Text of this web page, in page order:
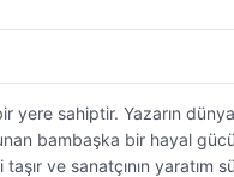
sahiptir. Yazarın
bambaşka bir hayal
ve sanatçının yaratım